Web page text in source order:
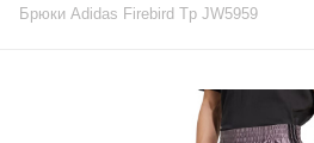
Брюки Adidas Firebird Tp JW5959